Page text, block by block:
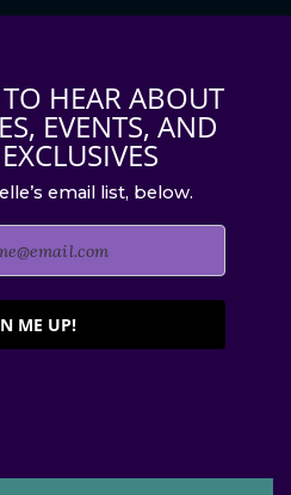
HEAR ABOUT
EVENTS, AND
email list, below.
ME UP!